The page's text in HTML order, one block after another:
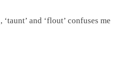
and ‘flout’ confuses me